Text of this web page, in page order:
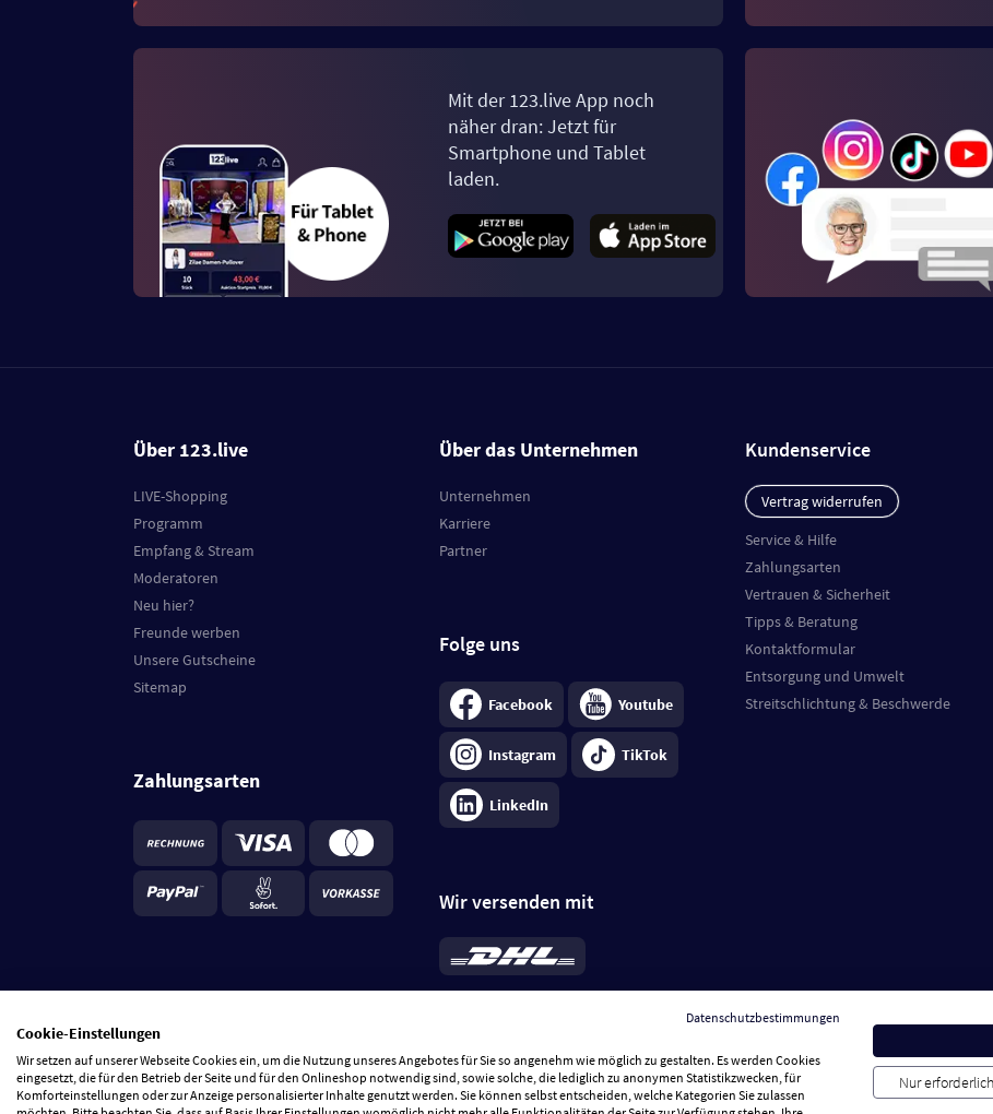
Mit der 123.live App noch
näher dran: Jetzt für
Smartphone und Tablet
laden.
Über 123.live
LIVE-Shopping
Programm
Empfang & Stream
Moderatoren
Neu hier?
Freunde werben
Unsere Gutscheine
Sitemap
Zahlungsarten
Über das Unternehmen
Unternehmen
Karriere
Partner
Folge uns
Facebook Youtube
Instagram TikTok
LinkedIn
Wir versenden mit
*Standard 6,95 €; bei Kühlware zzgl. 0,99 €
je Bestellung, insgesamt 7,94 €. Lieferzeit3-
Kundenservice
Vertrag widerrufen
Service & Hilfe
Zahlungsarten
Vertrauen & Sicherheit
Tipps & Beratung
Kontaktformular
Entsorgung und Umwelt
Streitschlichtung & Beschwerde
Datenschutzbestimmungen
Cookie-Einstellungen
Wir setzen auf unserer Webseite Cookies ein, um die Nutzung unseres Angebotes für Sie so angenehm wie möglich zu gestalten. Es werden Cookies
eingesetzt, die für den Betrieb der Seite und für den Onlineshop notwendig sind, sowie solche, die lediglich zu anonymen Statistikzwecken, für
Komforteinstellungen oder zur Anzeige personalisierter Inhalte genutzt werden. Sie können selbst entscheiden, welche Kategorien Sie zulassen
Nur